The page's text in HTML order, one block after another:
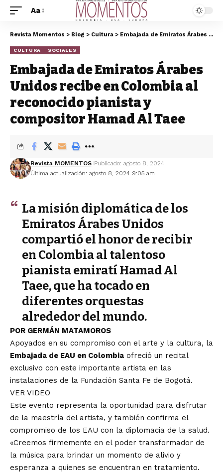
Aa
Revista Momentos > Blog > Cultura > Embajada de Emiratos Árabes Unidos recibe en Colombia al reconocido pianista y compositor Hamad Al Taee
CULTURA SOCIALES
Embajada de Emiratos Árabes
Unidos recibe en Colombia al
reconocido pianista y
compositor Hamad Al Taee
Última actualización: agosto 8, 2024 9:05 am
Revista MOMENTOS Publicado: agosto 8, 2024
La misión diplomática de los
Emiratos Árabes Unidos
compartió el honor de recibir
en Colombia al talentoso
pianista emiratí Hamad Al
Taee, que ha tocado en
diferentes orquestas
alrededor del mundo.
POR GERMÁN MATAMOROS
Apoyados en su compromiso con el arte y la cultura, la
Embajada de EAU en Colombia ofreció un recital
exclusivo con este importante artista en las
instalaciones de la Fundación Santa Fe de Bogotá.
VER VIDEO
Este evento representa la oportunidad para disfrutar
de la maestría del artista, y también confirma el
compromiso de los EAU con la diplomacia de la salud.
«Creemos firmemente en el poder transformador de
la música para brindar un momento de alivio y
esperanza a quienes se encuentran en tratamiento.